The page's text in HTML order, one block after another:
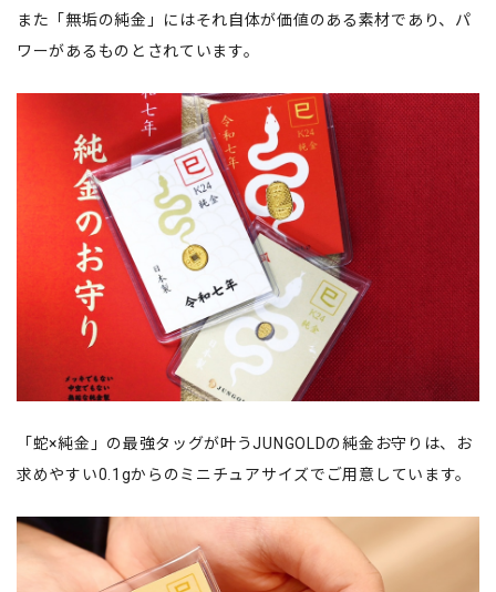
また「無垢の純金」にはそれ自体が価値のある素材であり、パ
ワーがあるものとされています。
「蛇×純金」の最強タッグが叶うJUNGOLDの純金お守りは、お
求めやすい0.1gからのミニチュアサイズでご用意しています。